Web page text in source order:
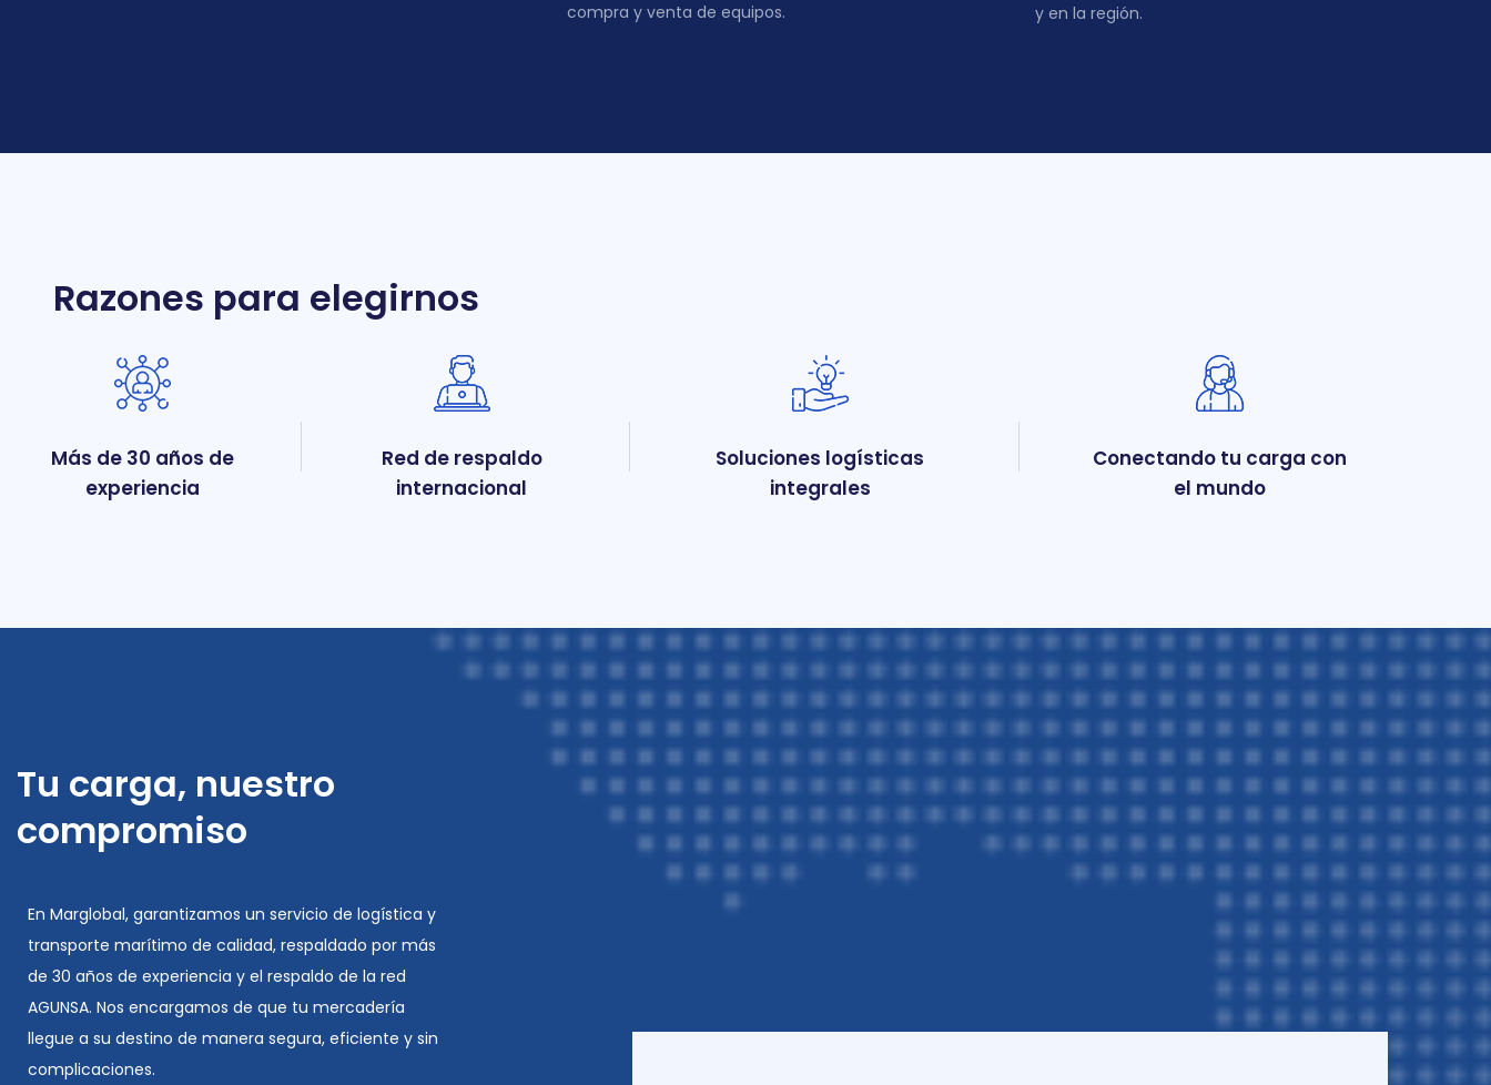
compra y venta de equipos.
y en la región.
Razones para elegirnos
Más de 30 años de
experiencia
Red de respaldo
internacional
Soluciones logísticas
integrales
Conectando tu carga con
el mundo
Tu carga, nuestro
compromiso
En Marglobal, garantizamos un servicio de logística y
transporte marítimo de calidad, respaldado por más
de 30 años de experiencia y el respaldo de la red
AGUNSA. Nos encargamos de que tu mercadería
llegue a su destino de manera segura, eficiente y sin
complicaciones.